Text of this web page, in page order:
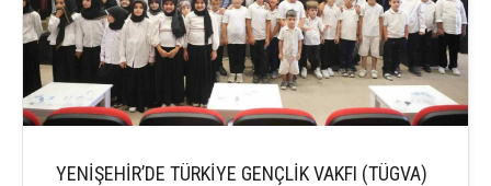
YENİŞEHİR’DE TÜRKİYE GENÇLİK VAKFI (TÜGVA)